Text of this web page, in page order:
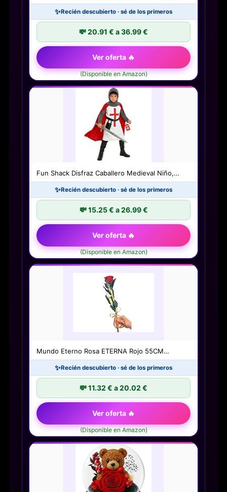
✨Recién descubierto · sé de los primeros
💸 20.91 € a 36.99 €
Ver oferta 🔥
(Disponible en Amazon)
Fun Shack Disfraz Caballero Medieval Niño,…
✨Recién descubierto · sé de los primeros
💸 15.25 € a 26.99 €
Ver oferta 🔥
(Disponible en Amazon)
Mundo Eterno Rosa ETERNA Rojo 55CM…
✨Recién descubierto · sé de los primeros
💸 11.32 € a 20.02 €
Ver oferta 🔥
(Disponible en Amazon)